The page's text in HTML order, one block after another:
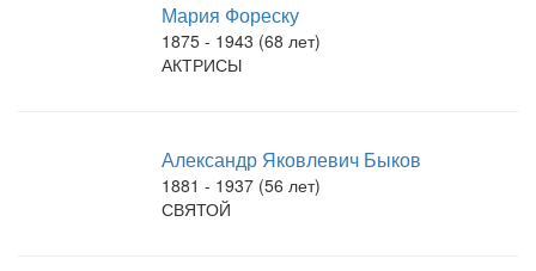
Мария Фореску
1875 - 1943 (68 лет)
АКТРИСЫ
Александр Яковлевич Быков
1881 - 1937 (56 лет)
СВЯТОЙ